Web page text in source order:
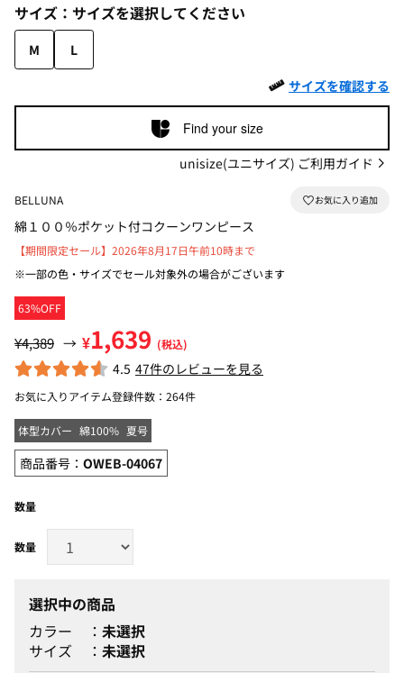
サイズ： サイズを選択してください
M
L
サイズを確認する
Find your size
unisize(ユニサイズ) ご利用ガイド
BELLUNA
綿１００％ポケット付コクーンワンピース
63%OFF
【期間限定セール】2026年8月17日午前10時まで
※一部の色・サイズでセール対象外の場合がございます
¥4,389 → ¥1,639 (税込)
4.5 47件のレビューを見る
お気に入りアイテム登録件数： 264件
体型カバー 綿100% 夏号
商品番号： OWEB-04067
数量
選択中の商品
カラー
未選択
サイズ
未選択